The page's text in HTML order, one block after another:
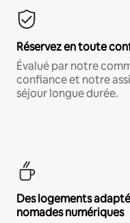
Réservez en toute
Évalué par notre
confiance et notre
séjour longue durée.
Des logements
nomades numériques